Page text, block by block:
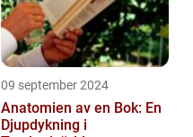
09 september 2024
Anatomien av en Bok: En
Djupdykning i